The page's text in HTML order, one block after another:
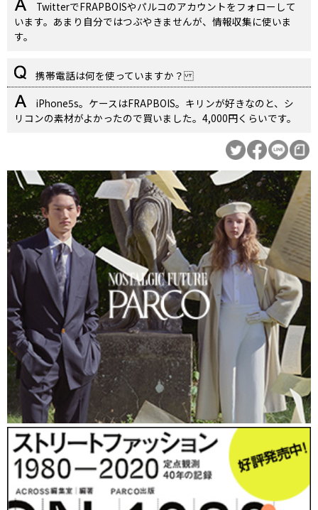
TwitterでFRAPBOISやパルコのアカウントをフォローして
います。あまり自分ではつぶやきませんが、情報収集に使いま
す。
携帯電話は何を使っていますか？
iPhone5s。ケースはFRAPBOIS。キリンが好きなのと、シ
リコンの素材がよかったので買いました。4,000円くらいです。